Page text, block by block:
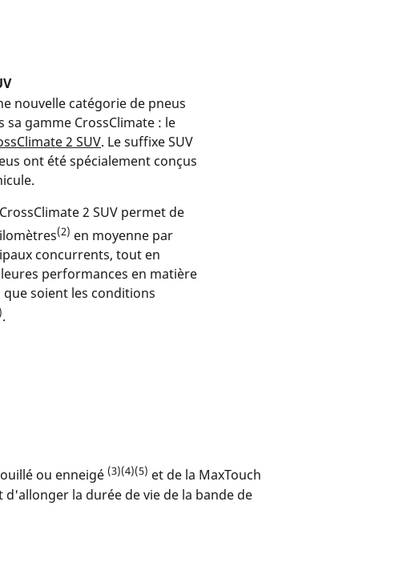
nouvelle catégorie de pneus
sa gamme CrossClimate : le
2 SUV. Le suffixe SUV
ont été spécialement conçus
2 SUV permet de
(2) en moyenne par
concurrents, tout en
performances en matière
soient les conditions
.
ou enneigé (3)(4)(5) et de la MaxTouch
la durée de vie de la bande de